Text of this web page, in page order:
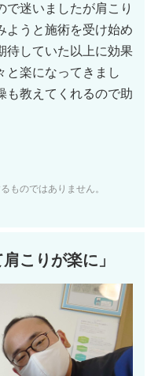
で迷いましたが肩こり
ようと施術を受け始め
待していた以上に効果
と楽になってきまし
も教えてくれるので助
ものではありません。
こりが楽に」